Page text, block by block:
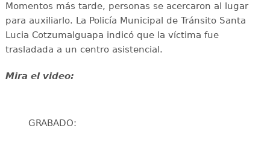
Momentos más tarde, personas se acercaron al lugar
para auxiliarlo. La Policía Municipal de Tránsito Santa
Lucia Cotzumalguapa indicó que la víctima fue
trasladada a un centro asistencial.
Mira el video:
GRABADO: